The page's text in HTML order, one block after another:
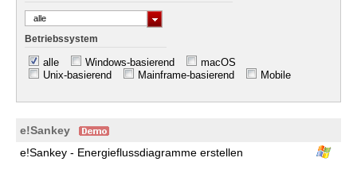
alle
Betriebssystem
alle Windows-basierend
macOS
Unix-basierend
Mainframe-basierend Mobile
e!Sankey
e!Sankey - Energieflussdiagramme erstellen